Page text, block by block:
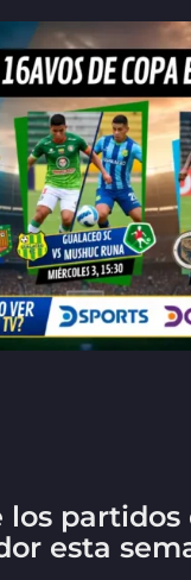
los partidos
esta